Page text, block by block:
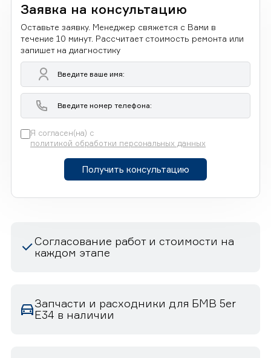
Заявка на консультацию
Оставьте заявку. Менеджер свяжется с Вами в
течение 10 минут. Рассчитает стоимость ремонта или
запишет на диагностику
Я согласен(на) с
политикой обработки персональных данных
Получить консультацию
Согласование работ и стоимости на
каждом этапе
Запчасти и расходники для БМВ 5er
E34 в наличии